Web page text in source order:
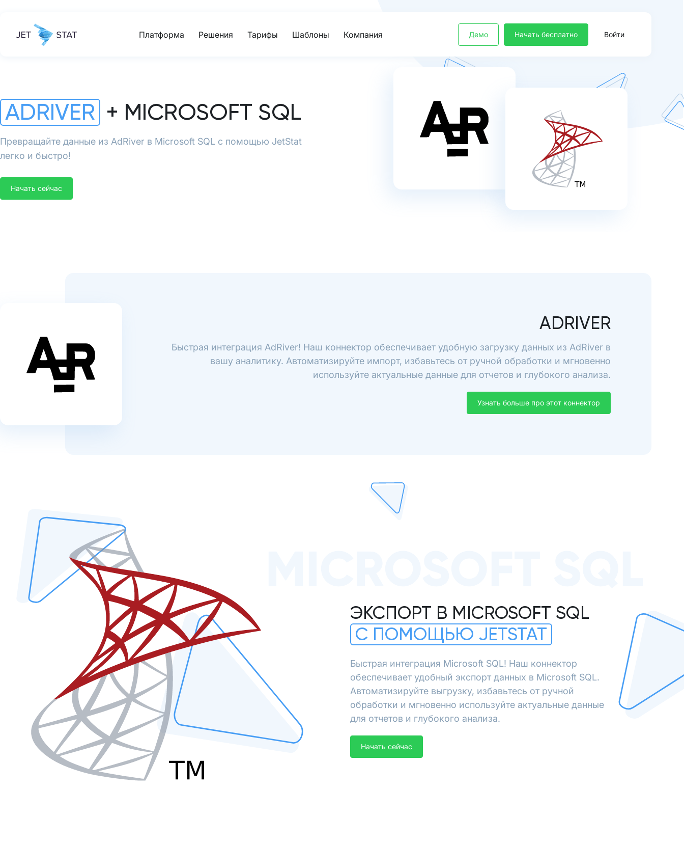
Платформа Решения Тарифы Шаблоны Компания Демо Начать бесплатно Войти
ADRIVER + MICROSOFT SQL
Превращайте данные из AdRiver в Microsoft SQL с помощью JetStat
легко и быстро!
Начать сейчас
ADRIVER
Быстрая интеграция AdRiver! Наш коннектор обеспечивает удобную загрузку данных из AdRiver в
вашу аналитику. Автоматизируйте импорт, избавьтесь от ручной обработки и мгновенно
используйте актуальные данные для отчетов и глубокого анализа.
Узнать больше про этот коннектор
ЭКСПОРТ В MICROSOFT SQL
С ПОМОЩЬЮ JETSTAT
Быстрая интеграция Microsoft SQL! Наш коннектор
обеспечивает удобный экспорт данных в Microsoft SQL.
Автоматизируйте выгрузку, избавьтесь от ручной
обработки и мгновенно используйте актуальные данные
для отчетов и глубокого анализа.
Начать сейчас